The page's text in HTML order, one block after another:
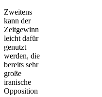
Zweitens
kann der
Zeitgewinn
leicht dafür
genutzt
werden, die
bereits sehr
große
iranische
Opposition